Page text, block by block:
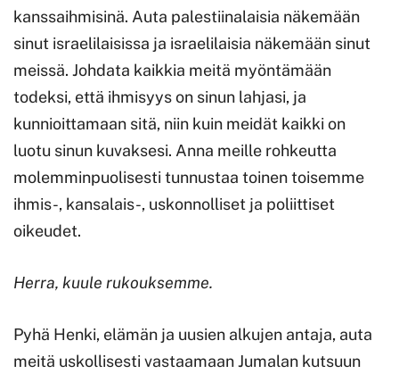
kanssaihmisinä. Auta palestiinalaisia näkemään
sinut israelilaisissa ja israelilaisia näkemään sinut
meissä. Johdata kaikkia meitä myöntämään
todeksi, että ihmisyys on sinun lahjasi, ja
kunnioittamaan sitä, niin kuin meidät kaikki on
luotu sinun kuvaksesi. Anna meille rohkeutta
molemminpuolisesti tunnustaa toinen toisemme
ihmis-, kansalais-, uskonnolliset ja poliittiset
oikeudet.
Herra, kuule rukouksemme.
Pyhä Henki, elämän ja uusien alkujen antaja, auta
meitä uskollisesti vastaamaan Jumalan kutsuun